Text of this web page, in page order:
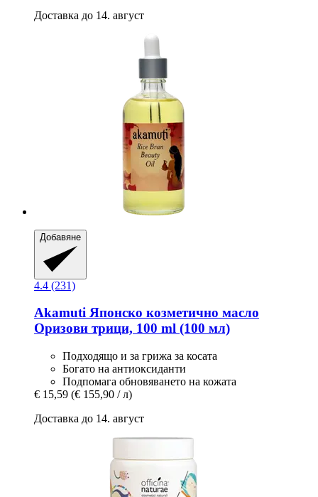
Доставка до 14. август
Добавяне
4.4 (231)
Akamuti Японско козметично масло
Оризови трици, 100 ml (100 мл)
Подходящо и за грижа за косата
Богато на антиоксиданти
Подпомага обновяването на кожата
€ 15,59 (€ 155,90 / л)
Доставка до 14. август